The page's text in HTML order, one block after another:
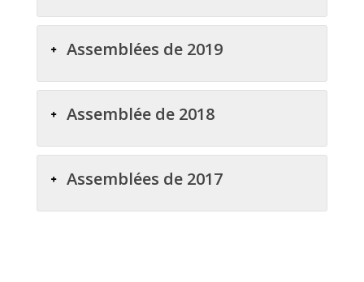
Assemblées de 2019
Assemblée de 2018
Assemblées de 2017